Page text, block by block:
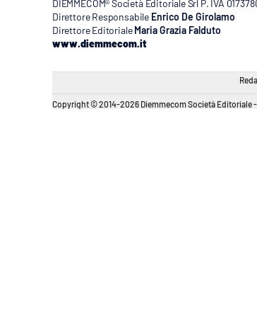
DIEMMECOM® Società Editoriale Srl P. IVA
Direttore Responsabile Enrico De Girolamo
Direttore Editoriale Maria Grazia Falduto
www.diemmecom.it
Copyright © 2014-2026 Diemmecom Società Editoriale